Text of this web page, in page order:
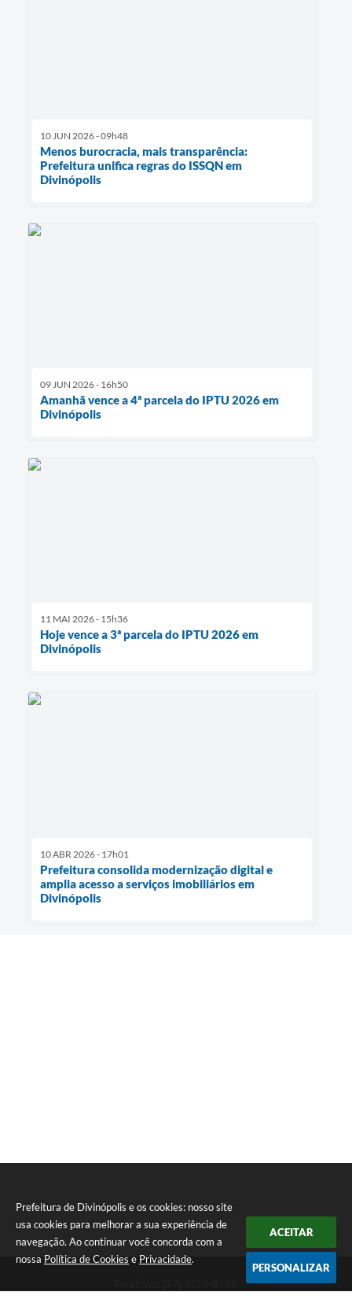
Prefeitura de Divinópolis e os cookies: nosso site
usa cookies para melhorar a sua experiência de
navegação. Ao continuar você concorda com a
nossa Política de Cookies e Privacidade.
ACEITAR
PERSONALIZAR
10 JUN 2026 - 09h48
Menos burocracia, mais transparência:
Prefeitura unifica regras do ISSQN em
Divinópolis
09 JUN 2026 - 16h50
Amanhã vence a 4ª parcela do IPTU 2026 em
Divinópolis
11 MAI 2026 - 15h36
Hoje vence a 3ª parcela do IPTU 2026 em
Divinópolis
10 ABR 2026 - 17h01
Prefeitura consolida modernização digital e
amplia acesso a serviços imobiliários em
Divinópolis